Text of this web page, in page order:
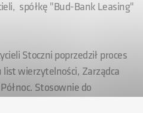
spółkę "Bud-Bank Leasing"
Stoczni poprzedził proces
wierzytelności, Zarządca
Stosownie do
plany podziału kwot